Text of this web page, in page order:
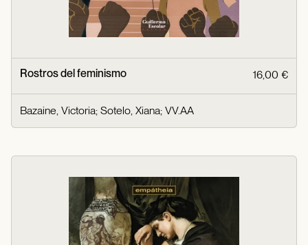
Rostros del feminismo 16,00 €
Bazaine, Victoria; Sotelo, Xiana; VV.AA